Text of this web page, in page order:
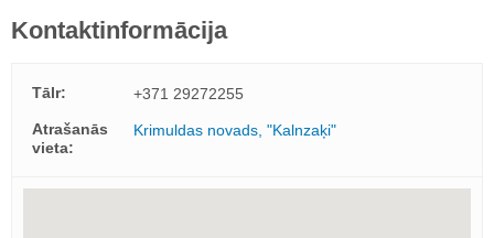
Kontaktinformācija
Tālr:
+371 29272255
Atrašanās
vieta:
Krimuldas novads, "Kalnzaķi"